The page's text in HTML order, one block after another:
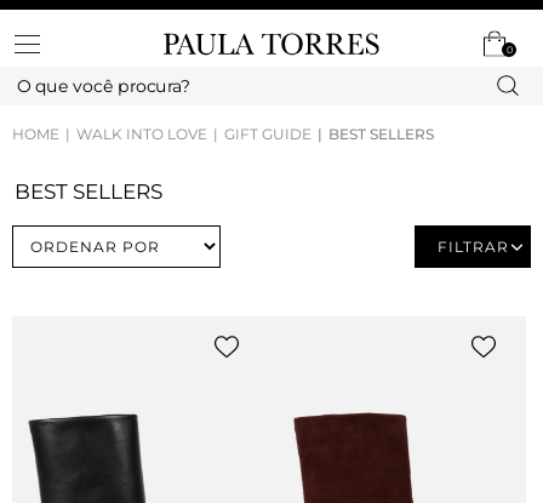
0
HOME WALK INTO LOVE GIFT GUIDE BEST SELLERS
BEST SELLERS
FILTRAR